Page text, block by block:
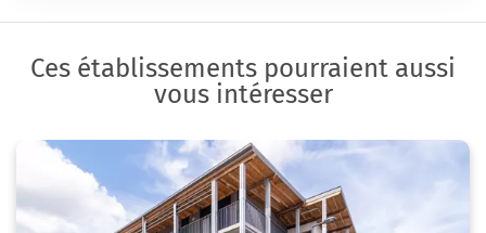
Ces établissements pourraient aussi
vous intéresser